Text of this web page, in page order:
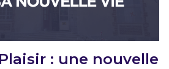
: une nouvelle